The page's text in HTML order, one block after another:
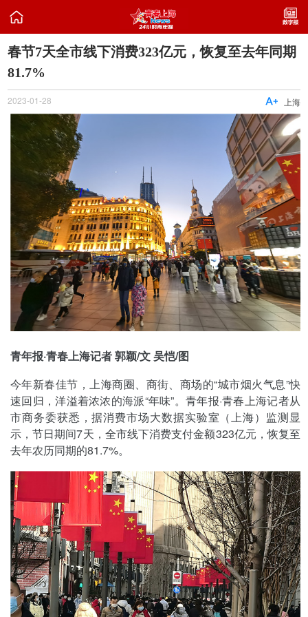

春节7天全市线下消费323亿元，恢复至去年同期
81.7%
2023-01-28 上海

青年报·青春上海记者 郭颖/文 吴恺/图
今年新春佳节，上海商圈、商街、商场的“城市烟火气息”快
速回归，洋溢着浓浓的海派“年味”。青年报·青春上海记者从
市商务委获悉，据消费市场大数据实验室（上海）监测显
示，节日期间7天，全市线下消费支付金额323亿元，恢复至
去年农历同期的81.7%。